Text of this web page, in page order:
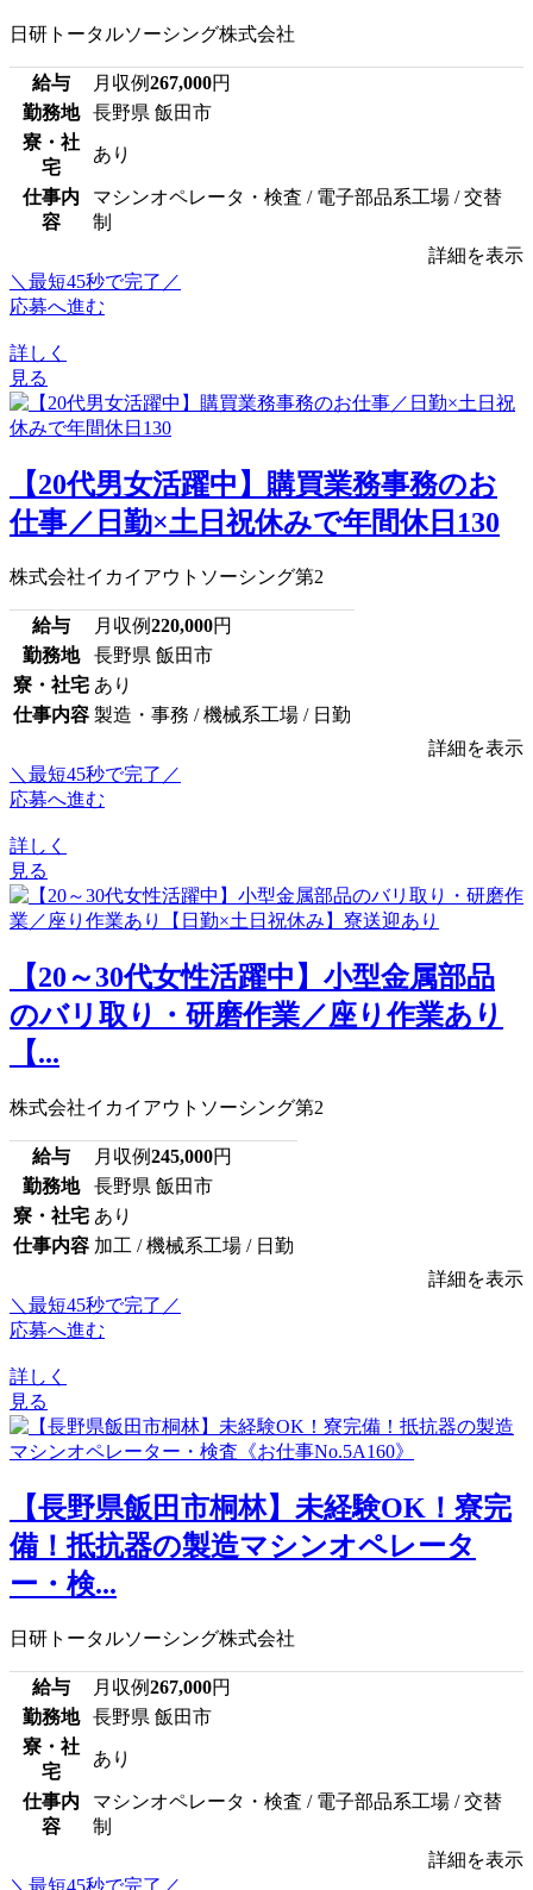
日研トータルソーシング株式会社
給与 月収例267,000円
勤務地
長野県 飯田市
寮・社
宅
あり
仕事内
容
マシンオペレータ・検査 / 電子部品系工場 / 交替
制
詳細を表示
＼最短45秒で完了／
応募へ進む
詳しく
見る
【20代男女活躍中】購買業務事務のお
仕事／日勤×土日祝休みで年間休日130
株式会社イカイアウトソーシング第2
給与 月収例220,000円
勤務地
長野県 飯田市
寮・社宅 あり
仕事内容 製造・事務 / 機械系工場 / 日勤
詳細を表示
＼最短45秒で完了／
応募へ進む
詳しく
見る
【20～30代女性活躍中】小型金属部品
のバリ取り・研磨作業／座り作業あり
【...
株式会社イカイアウトソーシング第2
給与 月収例245,000円
勤務地
長野県 飯田市
寮・社宅 あり
仕事内容 加工 / 機械系工場 / 日勤
詳細を表示
＼最短45秒で完了／
応募へ進む
詳しく
見る
【長野県飯田市桐林】未経験OK！寮完
備！抵抗器の製造マシンオペレータ
ー・検...
日研トータルソーシング株式会社
給与 月収例267,000円
勤務地
長野県 飯田市
寮・社
宅
あり
仕事内
容
マシンオペレータ・検査 / 電子部品系工場 / 交替
制
詳細を表示
＼最短45秒で完了／